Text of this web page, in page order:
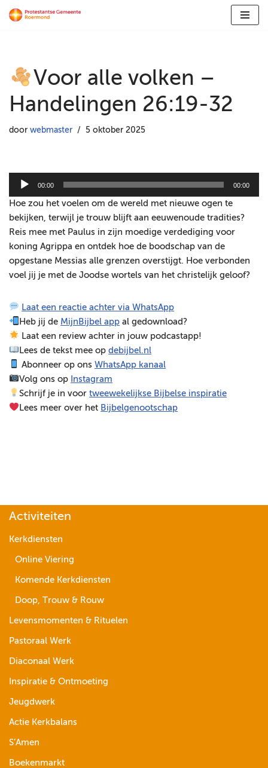
inhoudVoor alle volken –
Handelingen 26:19-32
door webmaster 5 oktober 2025
d
i
o
s
p
e
e
r
00:00 00:00
Hoe zou het voelen om de wereld met nieuwe ogen te
bekijken, terwijl je trouw blijft aan eeuwenoude tradities?
Reis mee met Paulus in zijn moedige verdediging voor
koning Agrippa en ontdek hoe de boodschap van de
opgestane Messias alle grenzen overstijgt. Hoe verbonden
voel jij je met de Joodse wortels van het christelijk geloof?
Laat een reactie achter via WhatsApp
Heb jij de MijnBijbel app al gedownload?
Laat een review achter in jouw podcastapp!
Lees de tekst mee opdebijbel.nl
Abonneer op onsWhatsApp kanaal
Volg ons op Instagram
Schrijf je in voortweewekelijkse Bijbelse inspiratie
Lees meer over het Bijbelgenootschap
Activiteiten
Kerkdiensten
Online Viering
Komende Kerkdiensten
Doop, Trouw & Rouw
Levensmomenten & Rituelen
Pastoraal Werk
Diaconaal Werk
Inspiratie & Ontmoeting
Jeugdwerk
Actie Kerkbalans
S’Amen
Boekenmarkt